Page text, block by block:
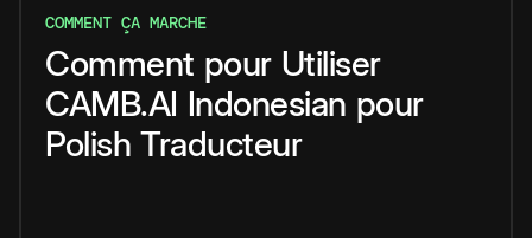
COMMENT ÇA MARCHE
Comment pour Utiliser
CAMB.AI Indonesian pour
Polish Traducteur